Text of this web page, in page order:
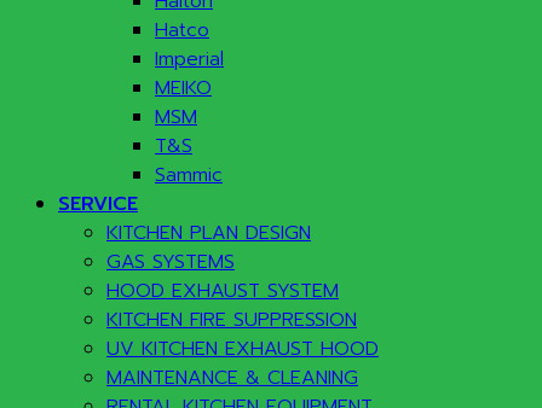
Hatco
Imperial
MEIKO
MSM
T&S
Sammic
SERVICE
KITCHEN PLAN DESIGN
GAS SYSTEMS
HOOD EXHAUST SYSTEM
KITCHEN FIRE SUPPRESSION
UV KITCHEN EXHAUST HOOD
MAINTENANCE & CLEANING